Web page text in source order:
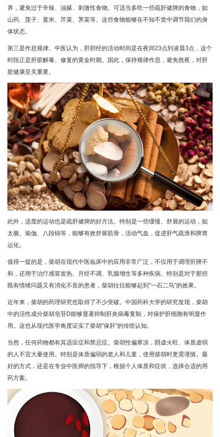
养，避免过于辛辣、油腻、刺激性食物。可适当多吃一些疏肝健脾的食物，如
山药、莲子、薏米、芹菜、荠菜等。这些食物能够在不知不觉中调节我们的身
体状态。
第三是作息规律。中医认为，肝胆经的活动时间是在夜间23点到凌晨3点，这个
时段正是肝脏解毒、修复的黄金时期。因此，保持规律作息，避免熬夜，对肝
脏健康至关重要。
此外，适度的运动也是疏肝健脾的好方法。特别是一些缓慢、舒展的运动，如
太极、瑜伽、八段锦等，能够有效舒展筋骨，活动气血，促进肝气疏泄和脾胃
运化。
值得一提的是，柴胡在现代中医临床中的应用非常广泛，不仅用于调理肝脾不
和，还用于治疗感冒发热、月经不调、乳腺增生等多种疾病。特别是对于那些
既有情绪问题又有消化不良的患者，柴胡往往能够起到"一石二鸟"的效果。
近年来，柴胡的药理研究也取得了不少突破。中国药科大学的研究发现，柴胡
中的活性成分柴胡皂苷D能够显著抑制肝炎病毒复制，对保护肝细胞有明显作
用。这也从现代医学角度证实了柴胡"保肝"的传统认知。
当然，任何药物都有其适应症和禁忌症。柴胡性偏寒凉，阴虚火旺、体质虚弱
的人不宜大量使用。特别是体质偏弱的老人和儿童，使用柴胡时更需谨慎。最
好的方式，还是在专业中医师的指导下，根据个人体质和症状，选择合适的用
药方案。